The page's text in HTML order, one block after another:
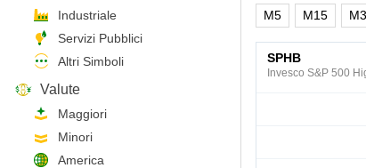
Industriale
Servizi Pubblici
Altri Simboli
Valute
Maggiori
Minori
America
M5 M15
SPHB
Invesco S&P 500